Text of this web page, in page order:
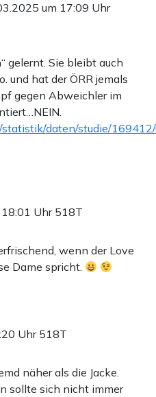
um 17:09 Uhr
gelernt. Sie bleibt auch
und hat der ÖRR jemals
gegen Abweichler im
daten/studie/
Uhr 518T
wenn der Love
Dame spricht.
Uhr 518T
näher als die Jacke.
sollte sich nicht immer